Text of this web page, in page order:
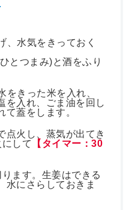
水気をきっておく
とつまみ)と酒をふり
をきった米を入れ、
を入れ、ごま油を回し
て蓋をします。
点火し、蒸気が出てき
して
【タイマー：30
ます。生姜はできる
水にさらしておきま